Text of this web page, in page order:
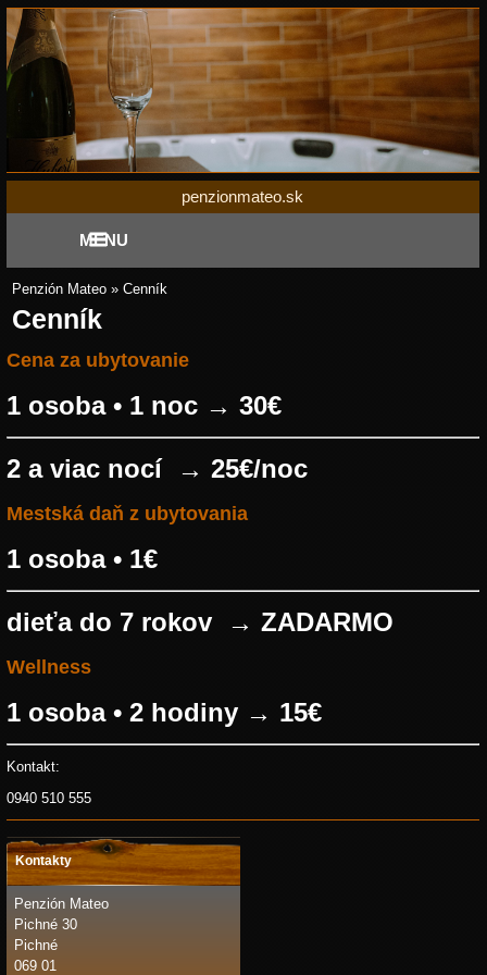
penzionmateo.sk
MENU
Penzión Mateo » Cenník
Cenník
Cena za ubytovanie
1 osoba • 1 noc → 30€
2 a viac nocí → 25€/noc
Mestská daň z ubytovania
1 osoba • 1€
dieťa do 7 rokov → ZADARMO
Wellness
1 osoba • 2 hodiny → 15€
Kontakt:
0940 510 555
Kontakty
Penzión Mateo
Pichné 30
Pichné
069 01